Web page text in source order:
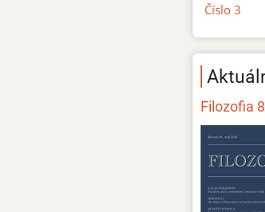
Číslo 3
Filozofia